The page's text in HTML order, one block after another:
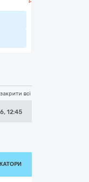
закрити всі
12:45